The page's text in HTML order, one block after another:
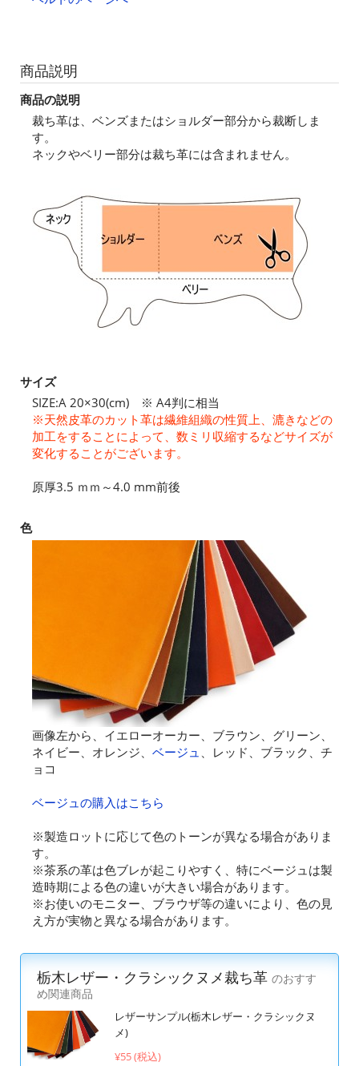
商品説明
商品の説明
裁ち革は、ベンズまたはショルダー部分から裁断しま
す。
ネックやベリー部分は裁ち革には含まれません。
サイズ
SIZE:A 20×30(cm) ※ A4判に相当
※天然皮革のカット革は繊維組織の性質上、漉きなどの
加工をすることによって、数ミリ収縮するなどサイズが
変化することがございます。
原厚3.5 ｍｍ～4.0 mm前後
色
画像左から、イエローオーカー、ブラウン、グリーン、
ネイビー、オレンジ、 ベージュ 、レッド、ブラック、チ
ョコ
ベージュの購入はこちら
※製造ロットに応じて色のトーンが異なる場合がありま
す。
※茶系の革は色ブレが起こりやすく、特にベージュは製
造時期による色の違いが大きい場合があります。
※お使いのモニター、ブラウザ等の違いにより、色の見
え方が実物と異なる場合があります。
栃木レザー・クラシックヌメ裁ち革 のおすす
め関連商品
レザーサンプル(栃木レザー・クラシックヌ
メ)
¥55 (税込)